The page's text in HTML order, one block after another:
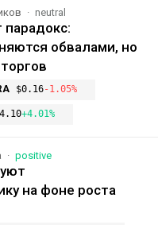
neutral
обвалами, но
$0.16-1.05%
+4.01%
positive
на фоне роста